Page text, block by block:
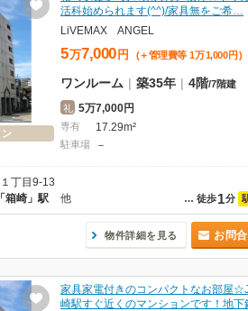
活科始められます(^^)/家具無をご希…
LiVEMAX ANGEL
5万7,000 円 (＋管理費等 1万1,000 円 )
ワンルーム | 築35年 | 4階/7階建
礼 5万7,000円
専有 17.29m²
駐車場 －
丁目9-13
… 徒歩1分
「箱崎」駅 他
物件詳細を見る お問
家具家電付きのコンパクトなお部屋
崎駅すぐ近くのマンションです！地